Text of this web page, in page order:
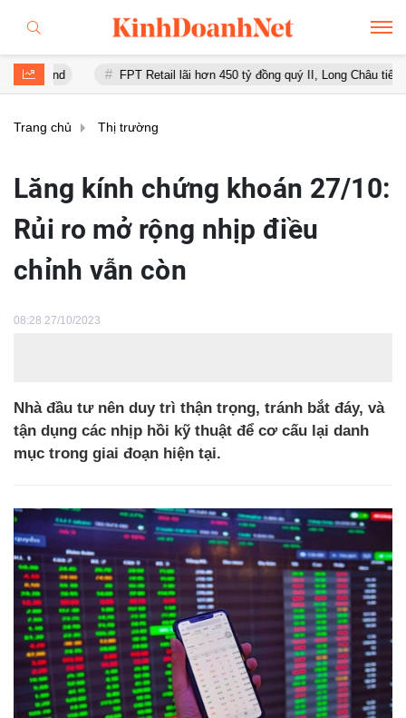
FPT Retail lãi hơn 450 tỷ đồng quý II, Long Châu tiếp tục là
Trang chủ Thị trường
Lăng kính chứng khoán 27/10:
Rủi ro mở rộng nhịp điều
chỉnh vẫn còn
08:28 27/10/2023
Nhà đầu tư nên duy trì thận trọng, tránh bắt đáy, và
tận dụng các nhịp hồi kỹ thuật để cơ cấu lại danh
mục trong giai đoạn hiện tại.